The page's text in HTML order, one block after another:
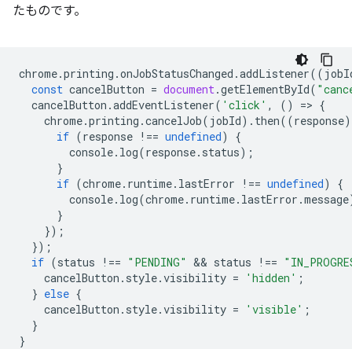
たものです。
chrome.printing .onJobStatusChanged .addListener((
const cancelButton = document.getElementById(
cancelButton .addEventListener( 'click' , () => {
chrome.printing .cancelJob( jobId). then((response)
if (response !== undefined)
{
console. log(response. status);
}
if (chrome. runtime. lastError !== undefined)
{
console. log(chrome. runtime. lastError .message
}
});
});
if (status !== "PENDING" && status !==
cancelButton . style.visibility = 'hidden' ;
} else {
cancelButton . style.visibility = 'visible' ;
}
}